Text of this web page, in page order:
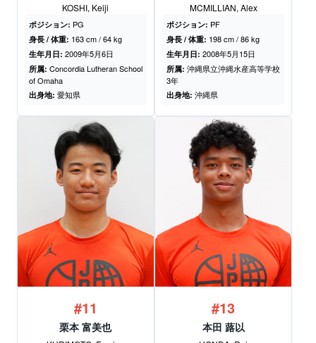
KOSHI, Keiji
ポジション: PG
身長 / 体重: 163 cm / 64 kg
生年月日: 2009年5月6日
所属: Concordia Lutheran School
of Omaha
出身地: 愛知県
MCMILLIAN, Alex
ポジション: PF
身長 / 体重: 198 cm / 86 kg
生年月日: 2008年5月15日
所属: 沖縄県立沖縄水産高等学校
3年
出身地: 沖縄県
#11
栗本 富美也
#13
本田 蕗以